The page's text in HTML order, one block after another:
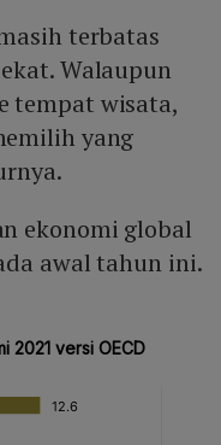
terbatas
Walaupun
tempat wisata,
yang
ekonomi global
awal tahun ini.